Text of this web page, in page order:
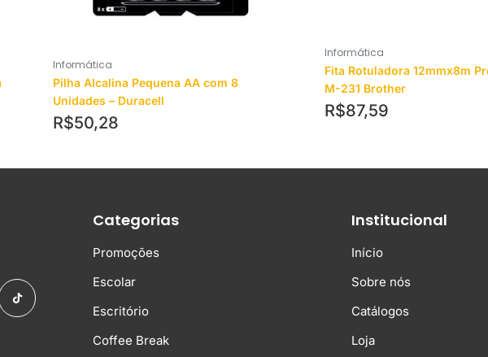
Informática
Pilha Alcalina Pequena AA com 8
Unidades – Duracell
R$50,28
Informática
Fita Rotuladora 12mmx8m
M-231 Brother
R$87,59
Categorias
Promoções
Escolar
Escritório
Coffee Break
Institucional
Início
Sobre nós
Catálogos
Loja